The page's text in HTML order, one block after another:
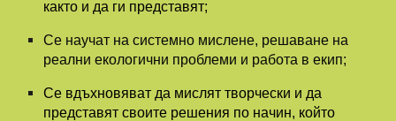
както и да ги представят;
Се научат на системно мислене, решаване на
реални екологични проблеми и работа в екип;
Се вдъхновяват да мислят творчески и да
представят своите решения по начин, който